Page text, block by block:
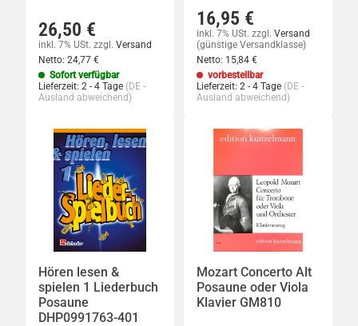
26,50 €
inkl. 7% USt. zzgl. Versand
Netto: 24,77 €
Sofort verfügbar
Lieferzeit: 2 - 4 Tage (DE -
Ausland abweichend)
16,95 €
inkl. 7% USt. zzgl. Versand
(günstige Versandklasse)
Netto: 15,84 €
vorbestellbar
Lieferzeit: 2 - 4 Tage (DE -
Ausland abweichend)
Hören lesen &
spielen 1 Liederbuch
Posaune
DHP0991763-401
Mozart Concerto Alt
Posaune oder Viola
Klavier GM810